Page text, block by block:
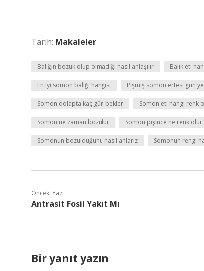
Tarih: Makaleler
Balığın bozuk olup olmadığı nasıl anlaşılır Balık eti
En iyi somon balığı hangisi Pişmiş somon ertesi gün
Somon dolapta kaç gün bekler Somon eti hangi renk
Somon ne zaman bozulur Somon pişince ne renk olur
Somonun bozulduğunu nasıl anlarız Somonun rengi
Önceki Yazı
Antrasit Fosil Yakıt Mı
Bir yanıt yazın